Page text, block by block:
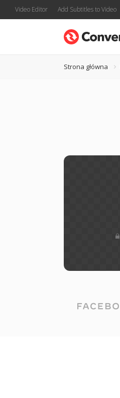
Video Editor Add Subtitles to Video
Strona główna